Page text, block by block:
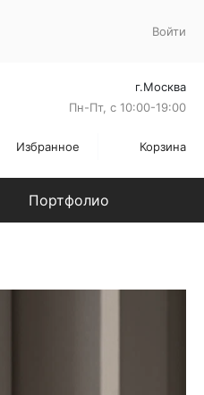
Войти
г.Москва
Пн-Пт, с 10:00-19:00
Избранное Корзина
Портфолио